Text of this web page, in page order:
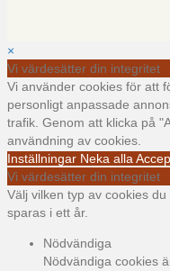
×
Vi värdesätter din integritet
Vi använder cookies för att
personligt anpassade
trafik. Genom att klicka på
användning av cookies.
Inställningar Neka alla
Vi värdesätter din integritet
Välj vilken typ av cookies
sparas i ett år.
Nödvändiga
Nödvändiga cookies